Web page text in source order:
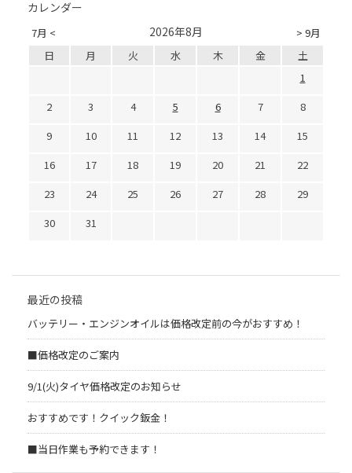
カレンダー
7月 < > 9月
2026年8月
日 月 火 水 木 金
土
1
2
3 4 5 6 7
8
9
10 11 12 13 14
15
16
17 18 19 20 21
22
23
24 25 26 27 28
29
30
31
最近の投稿
バッテリー・エンジンオイルは価格改定前の今がおすすめ！
■価格改定のご案内
9/1(火)タイヤ価格改定のお知らせ
おすすめです！クイック鈑金！
■当日作業も予約できます！